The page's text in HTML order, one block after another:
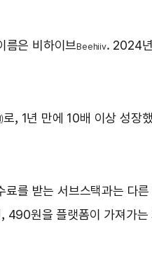
름은 비하이브Beehiiv. 2024
로, 1년 만에 10배 이상 성장
료를 받는 서브스택과는 다
490원을 플랫폼이 가져가는